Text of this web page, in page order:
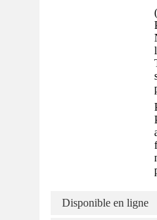
Disponible en ligne